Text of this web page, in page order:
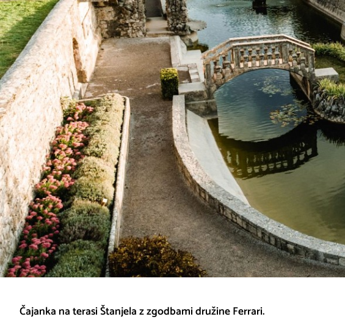
Čajanka na terasi Štanjela z zgodbami družine Ferrari.